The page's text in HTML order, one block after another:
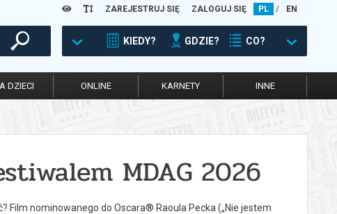
ZAREJESTRUJ SIĘ ZALOGUJ SIĘ PL / EN
KIEDY? GDZIE? CO?
DZIECI ONLINE KARNETY INNE
MDAG 2026
Film nominowanego do Oscara® Raoula Pecka („Nie jestem